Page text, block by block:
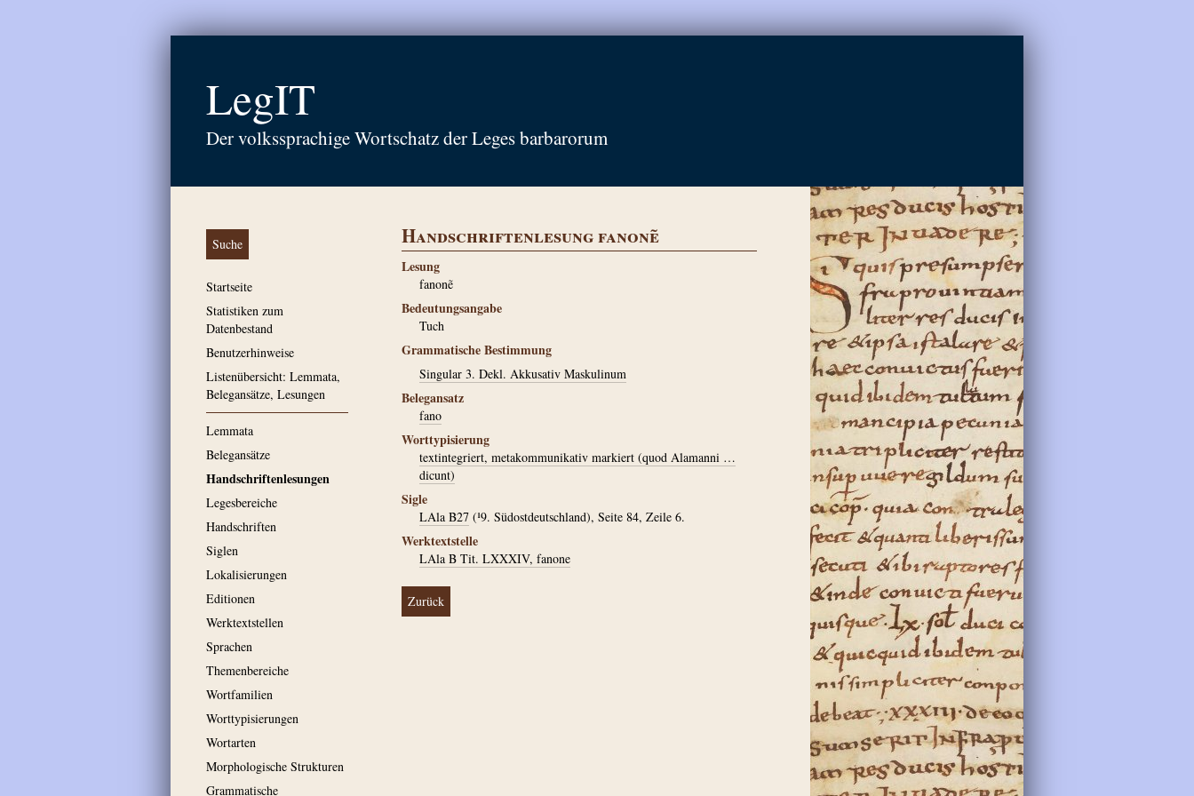
LegIT
Der volkssprachige Wortschatz der Leges barbarorum
Suche
Startseite
Statistiken zum
Datenbestand
Benutzerhinweise
Listenübersicht: Lemmata,
Belegansätze, Lesungen
Lemmata
Belegansätze
Handschriftenlesungen
Legesbereiche
Handschriften
Siglen
Lokalisierungen
Editionen
Werktextstellen
Sprachen
Themenbereiche
Wortfamilien
Worttypisierungen
Wortarten
Morphologische Strukturen
Grammatische
Handschriftenlesung fanonẽ
Lesung
fanonẽ
Bedeutungsangabe
Tuch
Grammatische Bestimmung
Singular 3. Dekl. Akkusativ Maskulinum
Belegansatz
fano
Worttypisierung
textintegriert, metakommunikativ markiert (quod Alamanni …
dicunt)
Sigle
LAla B27 (¹9. Südostdeutschland), Seite 84, Zeile 6.
Werktextstelle
LAla B Tit. LXXXIV, fanone
Zurück